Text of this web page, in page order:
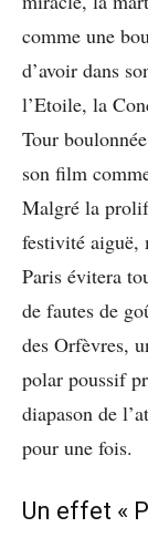
comme une
d’avoir dans
l’Etoile, la
Tour
son film
Malgré la
festivité aiguë,
Paris évitera
de fautes de
des Orfèvres,
polar poussif
diapason de
pour une fois.
Un effet «